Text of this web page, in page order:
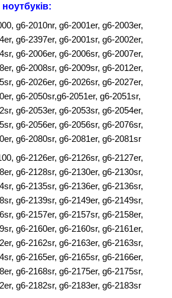
g6-2010nr, g6-2001er, g6-2003er,
g6-2397er, g6-2001sr, g6-2002er,
g6-2006er, g6-2006sr, g6-2007er,
g6-2008sr, g6-2009sr, g6-2012er,
g6-2026er, g6-2026sr, g6-2027er,
g6-2050sr,g6-2051er, g6-2051sr,
g6-2053er, g6-2053sr, g6-2054er,
g6-2056er, g6-2056sr, g6-2076sr,
g6-2080sr, g6-2081er, g6-2081sr
g6-2126er, g6-2126sr, g6-2127er,
g6-2128sr, g6-2130er, g6-2130sr,
g6-2135sr, g6-2136er, g6-2136sr,
g6-2139sr, g6-2149er, g6-2149sr,
g6-2157er, g6-2157sr, g6-2158er,
g6-2160er, g6-2160sr, g6-2161er,
g6-2162sr, g6-2163er, g6-2163sr,
g6-2165er, g6-2165sr, g6-2166er,
g6-2168sr, g6-2175er, g6-2175sr,
g6-2182sr, g6-2183er, g6-2183sr